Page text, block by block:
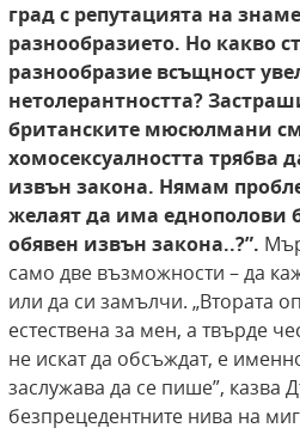
град с репутацията на знаме
разнообразието. Но какво
разнообразие всъщност
нетолерантността?
британските мюсюлмани
хомосексуалността трябва
извън закона. Нямам
желаят да има еднополови
обявен извън закона..?”.
само две възможности – да
или да си замълчи. „Втората
естествена за мен, а твърде
не искат да обсъждат, е
заслужава да се пише”, казва
безпрецедентните нива на